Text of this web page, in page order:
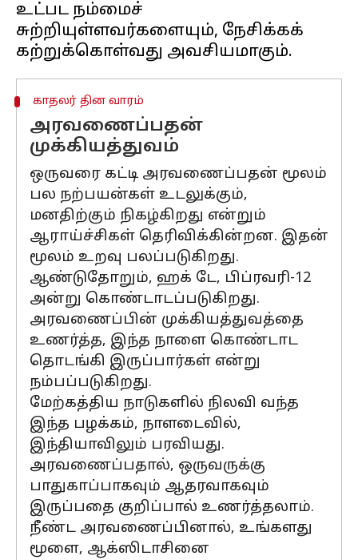
உட்பட நம்மைச்
சுற்றியுள்ளவர்களையும், நேசிக்கக்
காதலர் தின வாரம்
அரவணைப்பதன்
முக்கியத்துவம்
ஒருவரை கட்டி அரவணைப்பதன் மூலம்
பல நற்பயன்கள் உடலுக்கும்,
மனதிற்கும் நிகழ்கிறது என்றும்
ஆராய்ச்சிகள் தெரிவிக்கின்றன. இதன்
மூலம் உறவு பலப்படுகிறது.
ஆண்டுதோறும், ஹக் டே, பிப்ரவரி-12
அன்று கொண்டாடப்படுகிறது.
அரவணைப்பின் முக்கியத்துவத்தை
உணர்த்த, இந்த நாளை கொண்டாட
தொடங்கி இருப்பார்கள் என்று
நம்பப்படுகிறது.
மேற்கத்திய நாடுகளில் நிலவி வந்த
இந்த பழக்கம், நாளடைவில்,
இந்தியாவிலும் பரவியது.
அரவணைப்பதால், ஒருவருக்கு
பாதுகாப்பாகவும் ஆதரவாகவும்
இருப்பதை குறிப்பால் உணர்த்தலாம்.
நீண்ட அரவணைப்பினால், உங்களது
மூளை, ஆக்ஸிடாசினை